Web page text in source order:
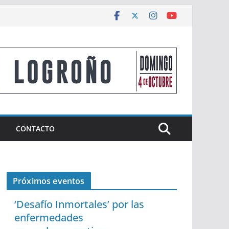
CONTACTO
Próximos eventos
‘Desafío Inmortales’ por las
enfermedades